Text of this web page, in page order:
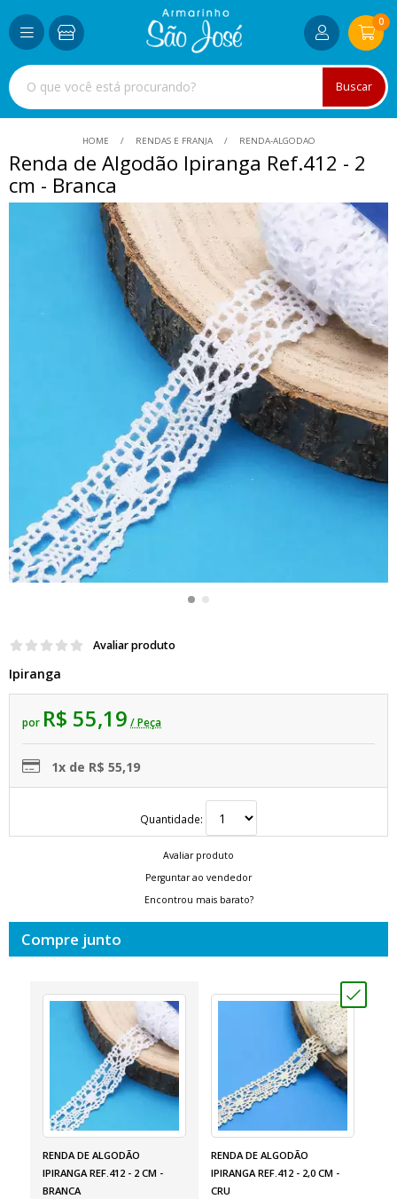
Buscar
0
HOME RENDAS E FRANJA RENDA-ALGODAO
Renda de Algodão Ipiranga Ref.412 - 2
cm - Branca
Avaliar produto
Ipiranga
por R$ 55,19 / Peça
1x de R$ 55,19
Quantidade:
Avaliar produto
Perguntar ao vendedor
Encontrou mais barato?
Compre junto
RENDA DE ALGODÃO
IPIRANGA REF.412 - 2 CM -
BRANCA
RENDA DE ALGODÃO
IPIRANGA REF.412 - 2,0 CM -
CRU